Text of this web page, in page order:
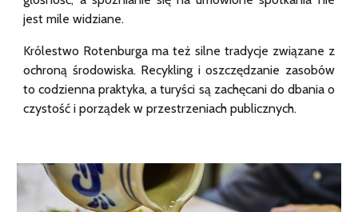
jest mile widziane.
Królestwo Rotenburga ma też silne tradycje związane z
ochroną środowiska. Recykling i oszczędzanie zasobów
to codzienna praktyka, a turyści są zachęcani do dbania o
czystość i porządek w przestrzeniach publicznych.